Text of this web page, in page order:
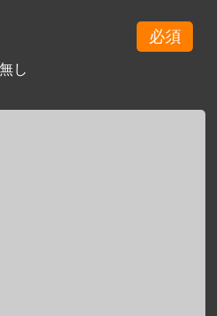
必須
無し